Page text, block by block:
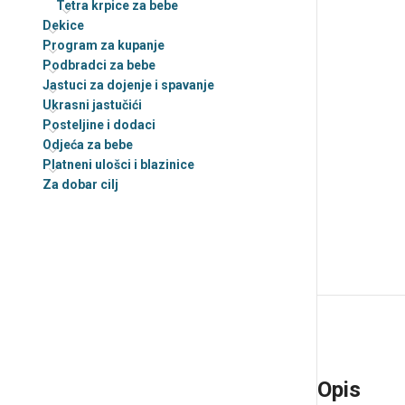
Opis
Tetra krpice za bebe
Dekice
Program za kupanje
Podbradci za bebe
Jastuci za dojenje i spavanje
Ukrasni jastučići
Posteljine i dodaci
Odjeća za bebe
Platneni ulošci i blazinice
Za dobar cilj